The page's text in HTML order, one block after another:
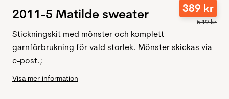
2011-5 Matilde sweater 389 kr
549kr
Stickningskit med mönster och komplett
garnförbrukning för vald storlek. Mönster skickas via
e-post.;
Visa mer information